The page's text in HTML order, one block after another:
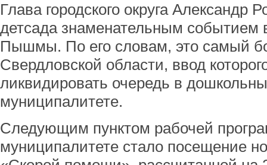
Глава городского округа Александр
детсада знаменательным событием
Пышмы. По его словам, это самый
Свердловской области, ввод
ликвидировать очередь в
муниципалитете.
Следующим пунктом рабочей
муниципалитете стало посещение